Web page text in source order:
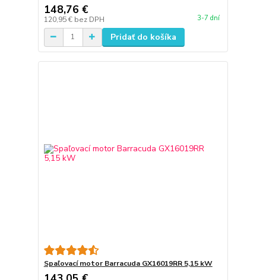
148,76 €
120,95 € bez DPH 3-7 dní
Pridať do košíka
Spaľovací motor Barracuda GX16019RR 5,15 kW